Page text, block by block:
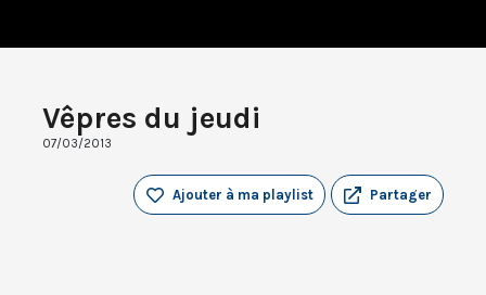
Vêpres du jeudi
07/03/2013
Partager
Ajouter à ma playlist